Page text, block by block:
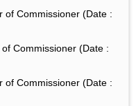
Commissioner (Date :
Commissioner (Date :
Commissioner (Date :